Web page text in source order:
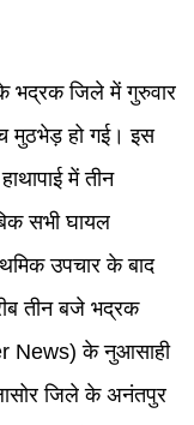
भद्रक जिले में गुरुवार
मुठभेड़ हो गई। इस
में तीन
सभी घायल
उपचार के बाद
तीन बजे भद्रक
News) के नुआसाही
जिले के अनंतपुर